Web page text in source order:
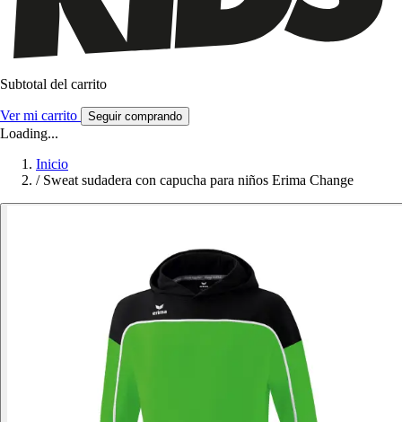
Subtotal del carrito
Ver mi carrito Seguir comprando
Loading...
Inicio
/ Sweat sudadera con capucha para niños Erima Change